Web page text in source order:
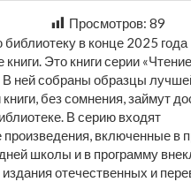
Просмотров: 89
в конце 2025 года
Это книги серии
В ней собраны образцы
без сомнения, займут
В серию входят
включенные в
школы и в программу
отечественных и